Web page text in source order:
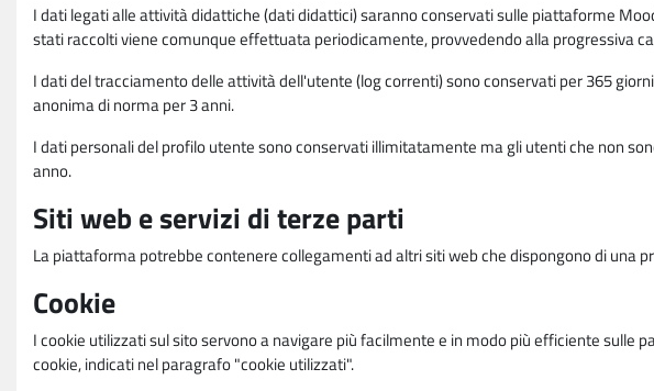
I dati legati alle attività didattiche (dati didattici) saranno conservati sulle piattaforme
stati raccolti viene comunque effettuata periodicamente, provvedendo alla progressiva
I dati del tracciamento delle attività dell'utente (log correnti) sono conservati per 365
anonima di norma per 3 anni.
I dati personali del profilo utente sono conservati illimitatamente ma gli utenti che non
anno.
Siti web e servizi di terze parti
La piattaforma potrebbe contenere collegamenti ad altri siti web che dispongono di
Cookie
I cookie utilizzati sul sito servono a navigare più facilmente e in modo più efficiente sulle
cookie, indicati nel paragrafo "cookie utilizzati".